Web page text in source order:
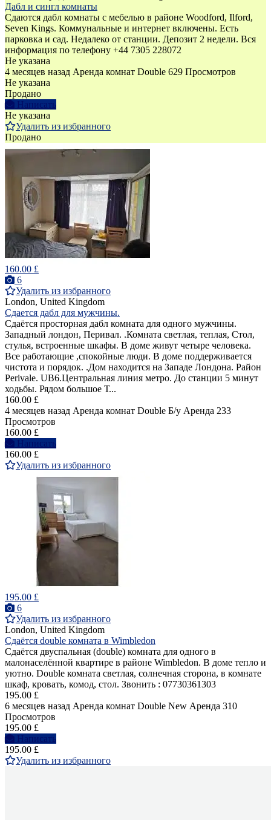
Дабл и сингл комнаты
Сдаются дабл комнаты с мебелью в районе Woodford, Ilford,
Seven Kings. Коммунальные и интернет включены. Есть
парковка и сад. Недалеко от станции. Депозит 2 недели. Вся
информация по телефону +44 7305 228072
Не указана
4 месяцев назад Аренда комнат Double 629 Просмотров
Не указана
Продано
Написать
Не указана
Удалить из избранного
Продано
160.00 £
6
Удалить из избранного
London, United Kingdom
Сдается дабл для мужчины.
Cдаётся просторная дабл комната для одного мужчины.
Западный лондон, Перивал. .Комната светлая, теплая, Стол,
стулья, встроенные шкафы. В доме живут четыре человека.
Все работающие ,спокойные люди. В доме поддерживается
чистота и порядок. .Дом находится на Западе Лондона. Район
Perivale. UB6.Центральная линия метро. До станции 5 минут
ходьбы. Рядом большое Т...
160.00 £
4 месяцев назад Аренда комнат Double Б/у Аренда 233
Просмотров
160.00 £
Написать
160.00 £
Удалить из избранного
195.00 £
6
Удалить из избранного
London, United Kingdom
Сдаётся double комната в Wimbledon
Сдаётся двуспальная (double) комнатa для одного в
малонаселённой квартире в районе Wimbledon. В доме тепло и
уютно. Double комната светлая, солнечная сторона, в комнате
шкаф, кровать, комод, стол. Звонить : 07730361303
195.00 £
6 месяцев назад Аренда комнат Double New Аренда 310
Просмотров
195.00 £
Написать
195.00 £
Удалить из избранного